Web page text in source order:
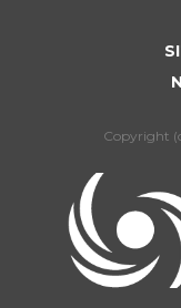
Copyright